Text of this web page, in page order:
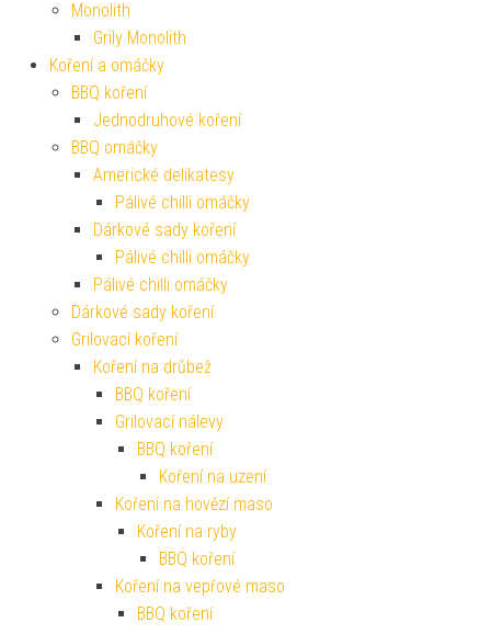
Monolith
Grily Monolith
Koření a omáčky
BBQ koření
Jednodruhové koření
BBQ omáčky
Americké delikatesy
Pálivé chilli omáčky
Dárkové sady koření
Pálivé chilli omáčky
Pálivé chilli omáčky
Dárkové sady koření
Grilovací koření
Koření na drůbež
BBQ koření
Grilovací nálevy
BBQ koření
Koření na uzení
Koření na hovězí maso
Koření na ryby
BBQ koření
Koření na vepřové maso
BBQ koření